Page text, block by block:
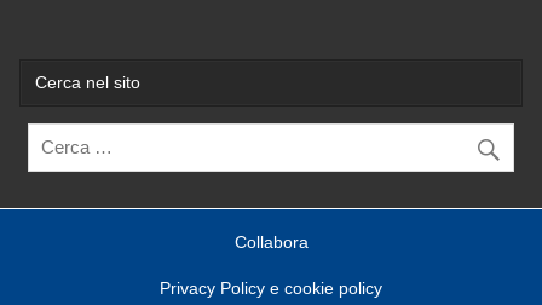
Cerca nel sito
Collabora
Privacy Policy e cookie policy